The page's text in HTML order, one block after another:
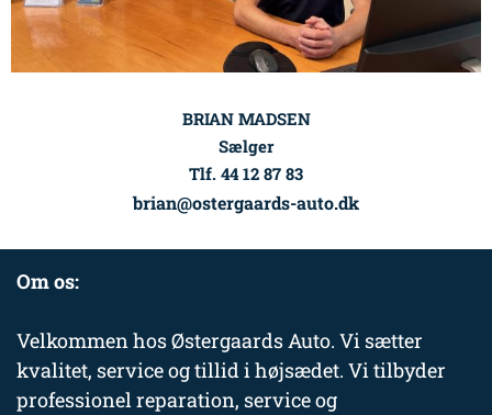
BRIAN MADSEN
Sælger
Tlf. 44 12 87 83
brian@ostergaards-auto.dk
Om os:
Velkommen hos Østergaards Auto. Vi sætter
kvalitet, service og tillid i højsædet. Vi tilbyder
professionel reparation, service og